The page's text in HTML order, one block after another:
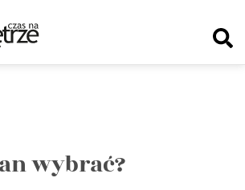
wybrać?